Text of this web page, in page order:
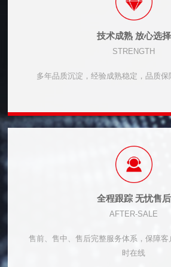
技术成熟 放心选择
STRENGTH
多年品质沉淀，经验成熟稳定，品质
全程跟踪 无忧售后
AFTER-SALE
售前、售中、售后完整服务体系，保障
时在线